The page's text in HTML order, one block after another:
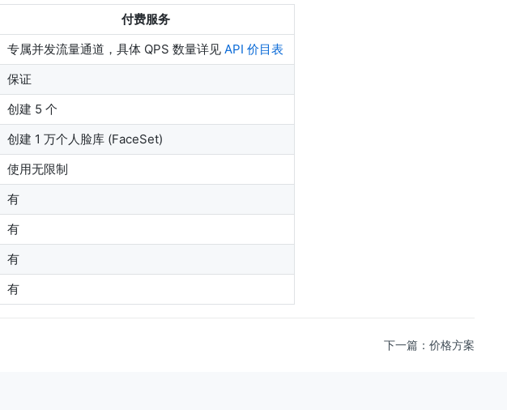
付费服务
专属并发流量通道，具体 QPS 数量详见 API 价目表
保证
创建 5 个
创建 1 万个人脸库 (FaceSet)
使用无限制
有
有
有
有
下一篇：价格方案